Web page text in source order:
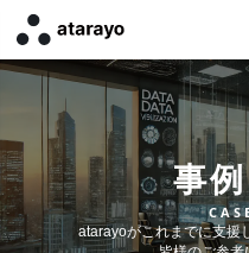
事
atarayoがこれまでに支援